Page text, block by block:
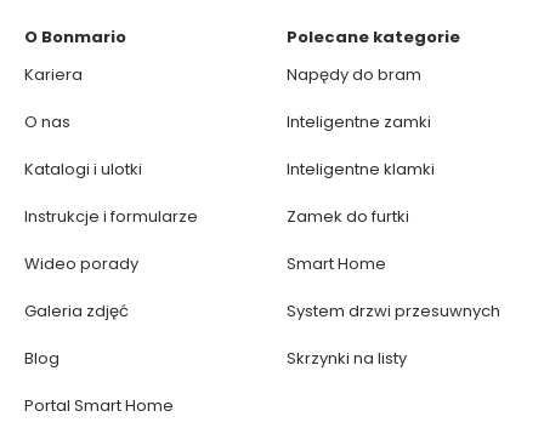
O Bonmario
Kariera
O nas
Katalogi i ulotki
Instrukcje i formularze
Wideo porady
Galeria zdjęć
Blog
Portal Smart Home
Polecane kategorie
Napędy do bram
Inteligentne zamki
Inteligentne klamki
Zamek do furtki
Smart Home
System drzwi przesuwnych
Skrzynki na listy